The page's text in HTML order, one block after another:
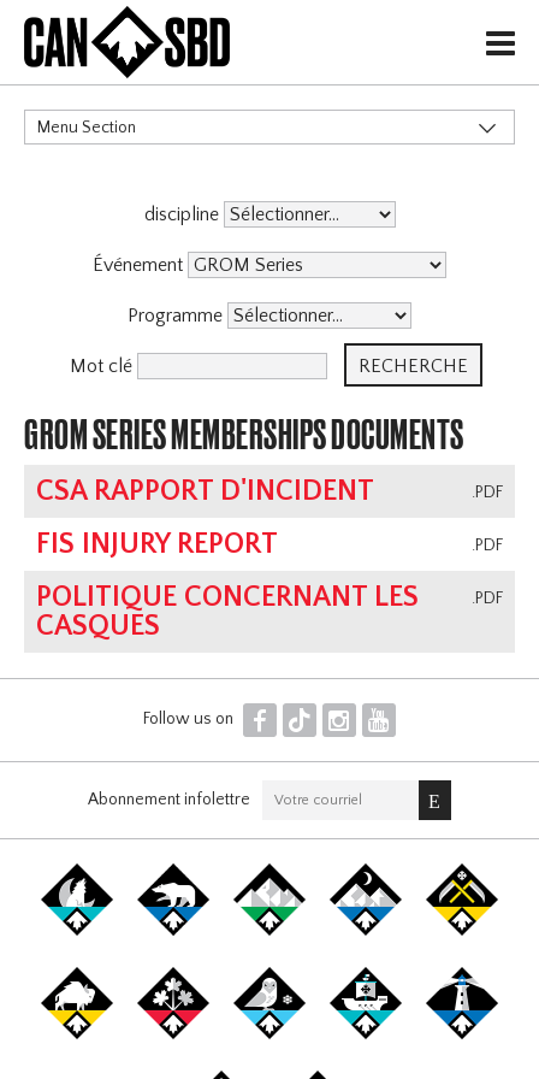
H
Menu Section
Événements & Compétitions
discipline
Événement
Programme
Mot clé
GROM SERIES MEMBERSHIPS DOCUMENTS
.PDF
CSA RAPPORT D'INCIDENT
.PDF
FIS INJURY REPORT
.PDF
POLITIQUE CONCERNANT LES
CASQUES
Follow us on F T I Y
Abonnement infolettre